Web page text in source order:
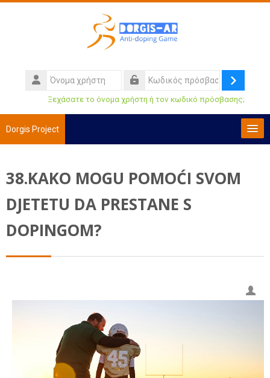
Όνομα
χρήστη
Κωδικός
Σύνδεση
Ξεχάσατε το όνομα χρήστη ή τον κωδικό πρόσβασης;
Dorgis Project
Αναζήτηση
38.KAKO MOGU POMOĆI SVOM
DJETETU DA PRESTANE S
DOPINGOM?